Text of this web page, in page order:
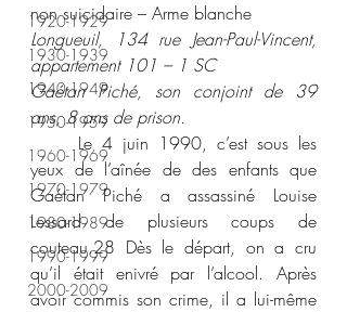
1920-1929
1930-1939
1940-1949
1950-1959
1960-1969
1970-1979
1980-1989
1990-1999
2000-2009
non suicidaire – Arme blanche
Longueuil, 134 rue Jean-Paul-Vincent,
appartement 101 – 1 SC
Gaétan Piché, son conjoint de 39
ans, 8 ans de prison.
yeux de l’aînée de des enfants que
Gaétan Piché a assassiné Louise
Lessard de plusieurs coups de
couteau.28 Dès le départ, on a cru
qu’il était enivré par l’alcool. Après
avoir commis son crime, il a lui-même